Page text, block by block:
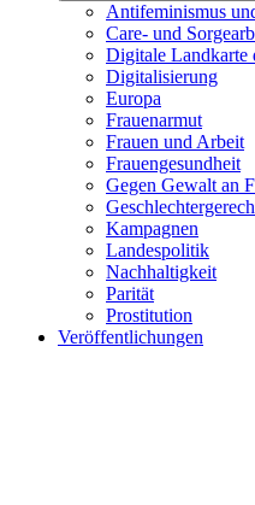
Antifeminismus
Care- und
Digitale Landkarte
Digitalisierung
Europa
Frauenarmut
Frauen und Arbeit
Frauengesundheit
Gegen Gewalt an
Kampagnen
Landespolitik
Nachhaltigkeit
Parität
Prostitution
Veröffentlichungen